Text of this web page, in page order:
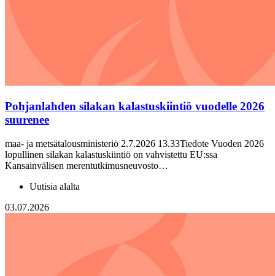
Pohjanlahden silakan kalastuskiintiö vuodelle 2026
suurenee
maa- ja metsätalousministeriö 2.7.2026 13.33Tiedote Vuoden 2026
lopullinen silakan kalastuskiintiö on vahvistettu EU:ssa
Kansainvälisen merentutkimusneuvosto…
Uutisia alalta
03.07.2026